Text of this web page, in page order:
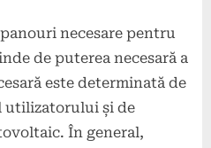
necesare pentru
de puterea necesară a
este determinată de
utilizatorului și de
În general,